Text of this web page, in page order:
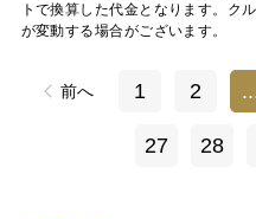
トで換算した代金となります。ク
が変動する場合がございます。
前へ 1 2
27 28